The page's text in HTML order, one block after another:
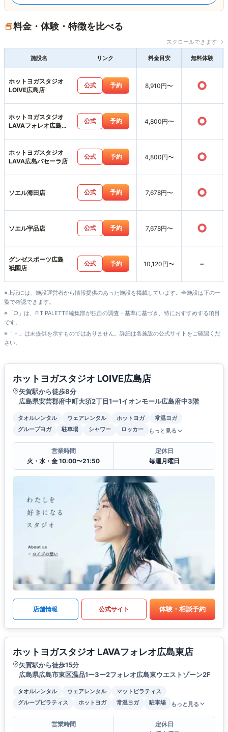
料金・体験・特徴を比べる
スクロールできます →
施設名 リンク 料金目安 無料体験
ホットヨガスタジオ
LOIVE広島店
公式 予約 8,910円〜 ○
ホットヨガスタジオ
LAVAフォレオ広島東
公式 予約 4,800円〜 ○
ホットヨガスタジオ
LAVA広島パセーラ店
公式 予約 4,800円〜 ○
ソエル海田店 公式 予約 7,678円〜 ○
ソエル宇品店 公式 予約 7,678円〜 ○
グンゼスポーツ広島
祇園店
公式 予約 10,120円〜 -
※上記には、施設運営者から情報提供のあった施設を掲載しています。全施設は下の一
覧で確認できます。
※「○」は、FIT PALETTE編集部が独自の調査・基準に基づき、特におすすめする項目
です。
※「－」は未提供を示すものではありません。詳細は各施設の公式サイトをご確認くだ
さい。
ホットヨガスタジオ LOIVE広島店
矢賀駅から徒歩8分
広島県安芸郡府中町大須2丁目1ー1イオンモール広島府中3階
タオルレンタル ウェアレンタル ホットヨガ
常温ヨガ
グループヨガ
駐車場 シャワー ロッカー もっと見る
営業時間
火・水・金 10:00〜21:50
定休日
毎週月曜日
店舗情報 公式サイト 体験・相談予約
ホットヨガスタジオ LAVAフォレオ広島東店
矢賀駅から徒歩15分
広島県広島市東区温品1ー3ー2フォレオ広島東ウエストゾーン2F
タオルレンタル ウェアレンタル
マットピラティス
グループピラティス
ホットヨガ 常温ヨガ 駐車場 もっと見る
営業時間
定休日